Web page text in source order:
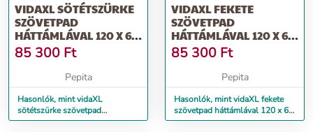
VIDAXL SÖTÉTSZÜRKE
SZÖVETPAD
HÁTTÁMLÁVAL 120 X 62
X 75,5 CM
85 300 Ft
Pepita
Hasonlók, mint vidaXL
sötétszürke szövetpad
háttámlával 120 x 62 x 75,5 cm
VIDAXL FEKETE
SZÖVETPAD
HÁTTÁMLÁVAL 120 X 62
X 75,5 CM
85 300 Ft
Pepita
Hasonlók, mint vidaXL fekete
szövetpad háttámlával 120 x 62
x 75,5 cm